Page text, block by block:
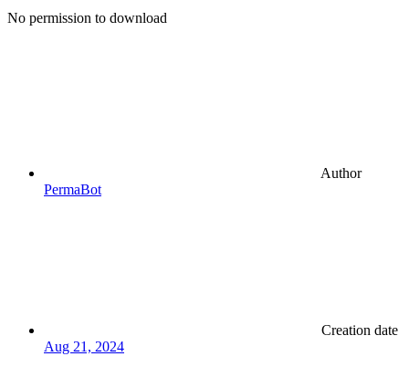
No permission to download
Author
PermaBot
Creation date
Aug 21, 2024